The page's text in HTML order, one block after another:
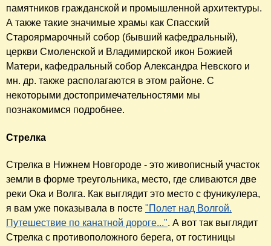
памятников гражданской и промышленной архитектуры.
А также такие значимые храмы как Спасский
Староярмарочный собор (бывший кафедральный),
церкви Смоленской и Владимирской икон Божией
Матери, кафедральный собор Александра Невского и
мн. др. также располагаются в этом районе. С
некоторыми достопримечательностями мы
познакомимся подробнее.
Стрелка
Стрелка в Нижнем Новгороде - это живописный участок
земли в форме треугольника, место, где сливаются две
реки Ока и Волга. Как выглядит это место с фуникулера,
я вам уже показывала в посте "Полет над Волгой.
Путешествие по канатной дороге...". А вот так выглядит
Стрелка с противоположного берега, от гостиницы